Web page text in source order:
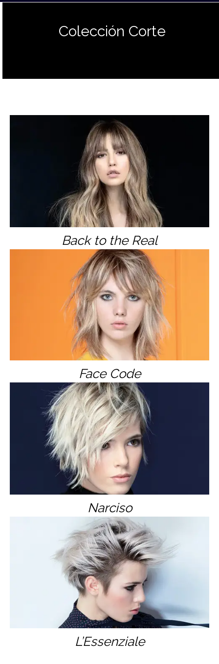
Colección Corte
Back to the Real
Face Code
Narciso
L’Essenziale